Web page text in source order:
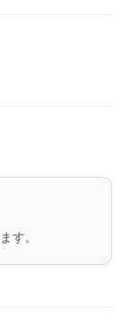
す。